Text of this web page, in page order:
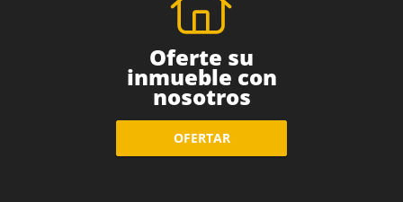
Oferte su
inmueble con
nosotros
OFERTAR